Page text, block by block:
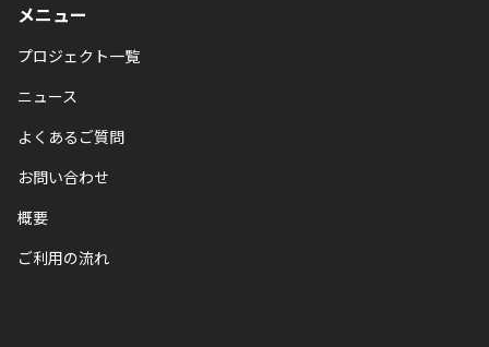
メニュー
プロジェクト一覧
ニュース
よくあるご質問
お問い合わせ
概要
ご利用の流れ